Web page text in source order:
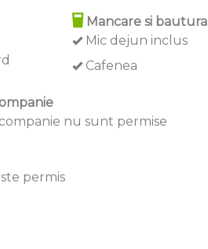
Mancare si bautura
Mic dejun inclus
Cafenea
nu sunt permise
permis